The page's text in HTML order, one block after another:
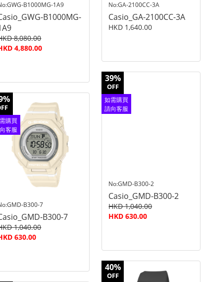
B1000MG-1A9
B1000MG-
8,080.00
4,880.00
購買
客服
B300-7
B300-7
1,040.00
630.00
No:GA-2100CC-3A
Casio_GA-2100CC-3A
HKD 1,640.00
39%
OFF
如需購買
請向客服
No:GMD-B300-2
Casio_GMD-B300-2
HKD 1,040.00
HKD 630.00
40%
OFF